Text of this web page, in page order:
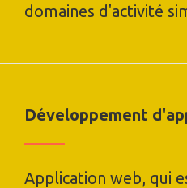
domaines d'activité
Développement
Application web, qui